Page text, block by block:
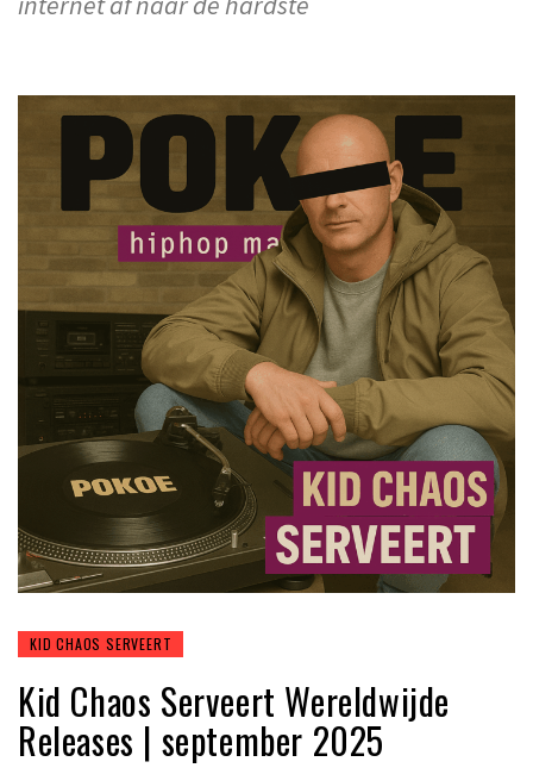
KID CHAOS SERVEERT
Kid Chaos Serveert Wereldwijde
Releases | september 2025